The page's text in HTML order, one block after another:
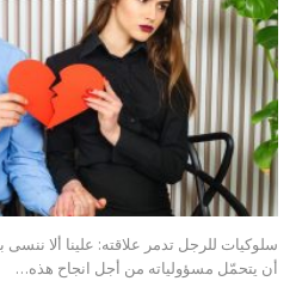
سلوكيات للرجل تدمر علاقته: علينا ألا
أن يتحمّل مسؤولياته من أجل انجاح هذه…